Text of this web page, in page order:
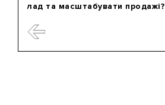
лад та масштабувати продажі?